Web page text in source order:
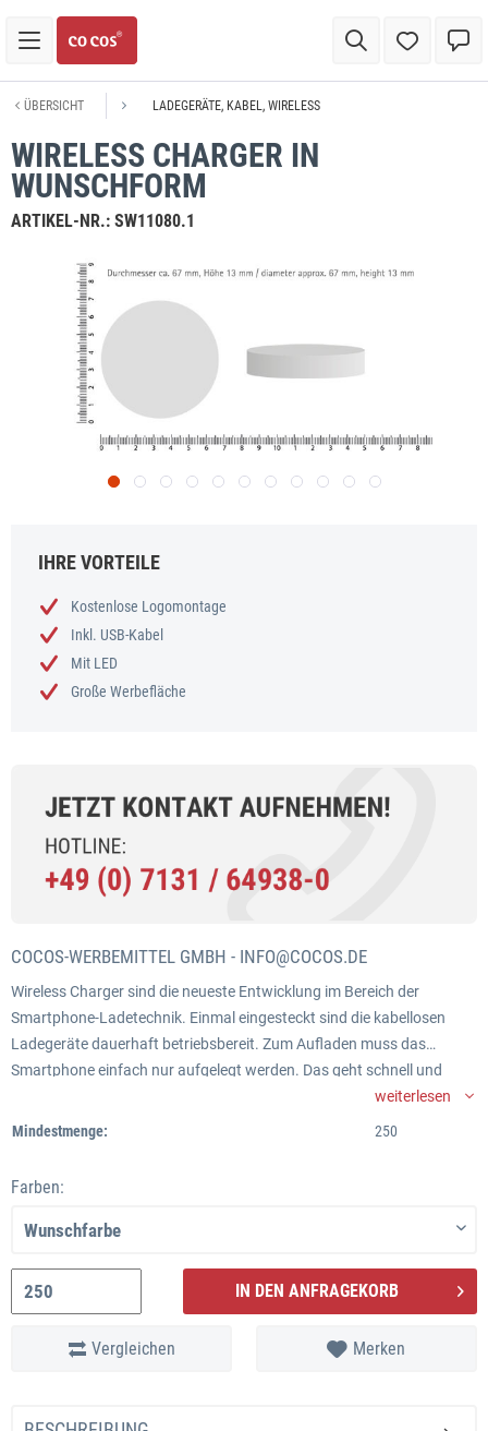
ÜBERSICHT LADEGERÄTE, KABEL, WIRELESS
WIRELESS CHARGER IN
WUNSCHFORM
ARTIKEL-NR.: SW11080.1
IHRE VORTEILE
Kostenlose Logomontage
Inkl. USB-Kabel
Mit LED
Große Werbefläche
COCOS-WERBEMITTEL GMBH - INFO@COCOS.DE
Wireless Charger sind die neueste Entwicklung im Bereich der
Smartphone-Ladetechnik. Einmal eingesteckt sind die kabellosen
Ladegeräte dauerhaft betriebsbereit. Zum Aufladen muss das
Smartphone einfach nur aufgelegt werden. Das geht schnell und
Der innovative Werbeartikel Wireless Charger Designline von cocos®
und wir erstellen eine 3D-Montage. So erhalten Sie bereits vorab einen
Bitte beachten Sie: Kabelloses Laden ist noch relativ neu; momentan
eignen sich daher vor allem für technikaffine Zielgruppen.
weiterlesen
Mindestmenge:
250
Farben:
IN DEN ANFRAGEKORB
Vergleichen Merken